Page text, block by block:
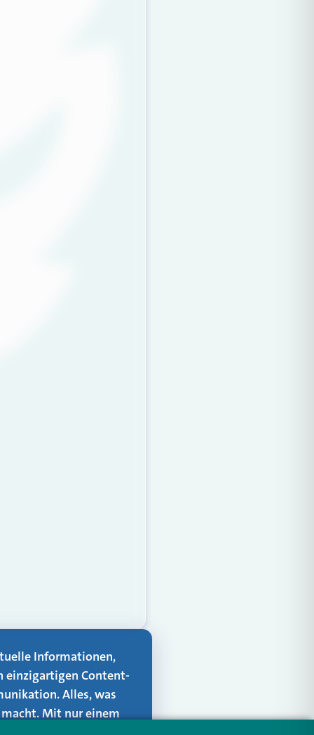
Informationen,
einzigartigen Content-
Alles, was
Mit nur einem